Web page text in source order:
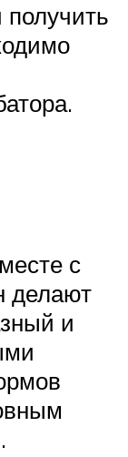
получить
с
делают
и